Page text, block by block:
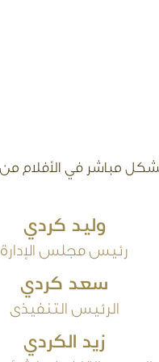
وليد كردي
رئيس مجلس الإدارة
سعد كردي
الرئيس التنفيذى
زيد الكردي